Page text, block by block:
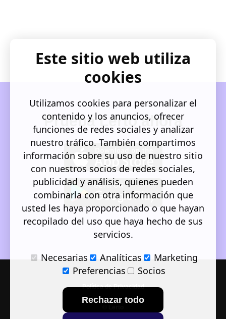
Prueba Lerto ahora
Política de Privacidad
Este sitio web utiliza
cookies
Utilizamos cookies para personalizar el
contenido y los anuncios, ofrecer
funciones de redes sociales y analizar
nuestro tráfico. También compartimos
información sobre su uso de nuestro sitio
con nuestros socios de redes sociales,
publicidad y análisis, quienes pueden
combinarla con otra información que
usted les haya proporcionado o que hayan
recopilado del uso que haya hecho de sus
servicios.
Necesarias
Analíticas
Marketing
Preferencias
Socios
Rechazar todo